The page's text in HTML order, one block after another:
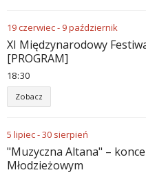
19czerwiec- 9październik
XI Międzynarodowy
[PROGRAM]
18:30
Zobacz
5 lipiec-30 sierpień
"Muzyczna Altana" –
Młodzieżowym